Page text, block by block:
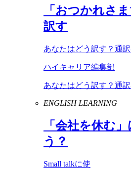
「おつかれさ
訳す
あなたはどう訳す？通
ハイキャリア編集部
あなたはどう訳す？通
ENGLISH LEARNING
「会社を休む
う？
Small talkに使